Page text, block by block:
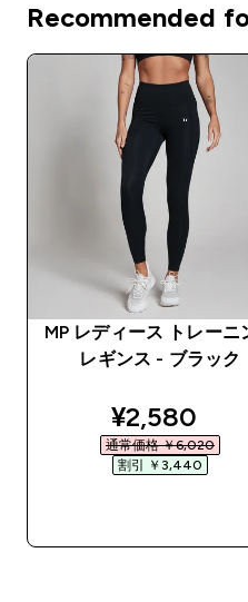
Recommended
MP レディース トレーニ
レギンス - ブラック
discounted
¥2,580‎
通常価格 ￥6,020‎
割引 ￥3,440‎